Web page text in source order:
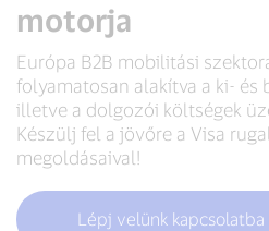
motorja
Európa B2B mobilitási
folyamatosan alakítva a ki- és
illetve a dolgozói költségek
Készülj fel a jövőre a Visa
megoldásaival!
Lépj velünk